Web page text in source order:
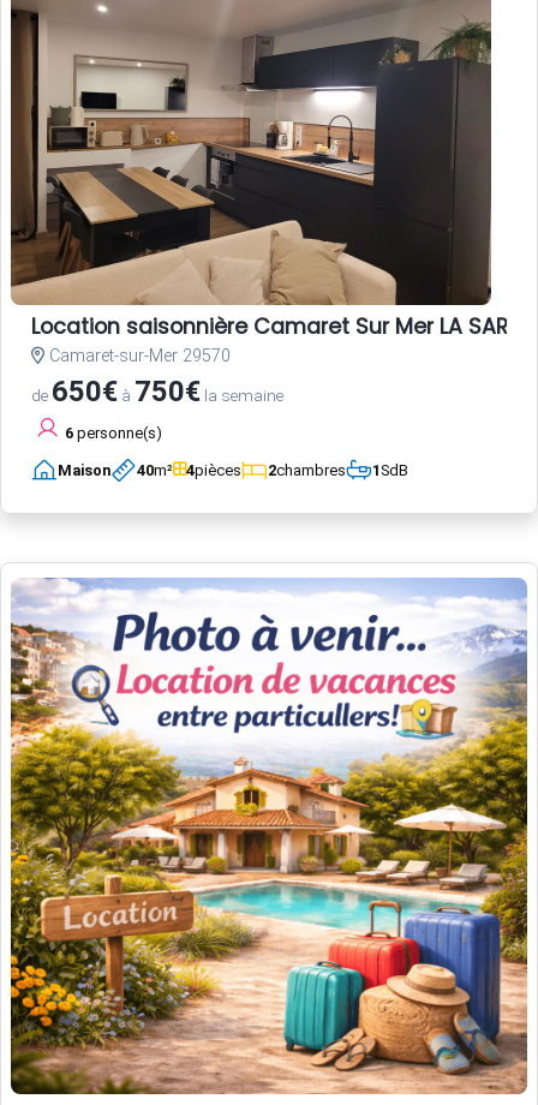
Location saisonnière Camaret Sur Mer LA
Camaret-sur-Mer 29570
de 650€ à 750€ la semaine
6 personne(s)
Maison 40m² 4pièces 2chambres 1SdB